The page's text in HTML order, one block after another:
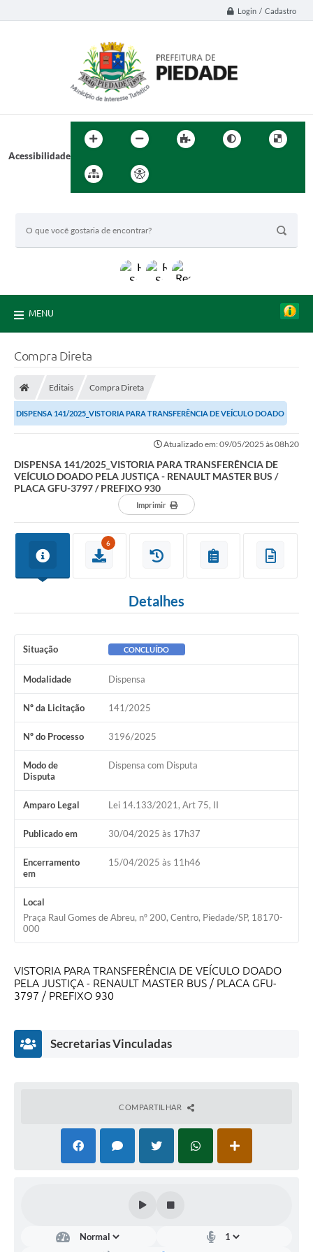
Login / Cadastro
Acessibilidade
MENU
Compra Direta
Editais Compra Direta
DISPENSA 141/2025_VISTORIA PARA TRANSFERÊNCIA DE VEÍCULO DOADO
Atualizado em: 09/05/2025 às 08h20
DISPENSA 141/2025_VISTORIA PARA TRANSFERÊNCIA DE
VEÍCULO DOADO PELA JUSTIÇA - RENAULT MASTER BUS /
PLACA GFU-3797 / PREFIXO 930
Imprimir
6
Detalhes
Situação CONCLUÍDO
Modalidade Dispensa
Nº da Licitação 141/2025
Nº do Processo 3196/2025
Modo de
Disputa
Dispensa com Disputa
Amparo Legal Lei 14.133/2021, Art 75, II
Publicado em 30/04/2025 às 17h37
Encerramento
em
15/04/2025 às 11h46
Local
Praça Raul Gomes de Abreu, nº 200, Centro, Piedade/SP, 18170-
000
VISTORIA PARA TRANSFERÊNCIA DE VEÍCULO DOADO
PELA JUSTIÇA - RENAULT MASTER BUS / PLACA GFU-
3797 / PREFIXO 930
Secretarias Vinculadas
COMPARTILHAR